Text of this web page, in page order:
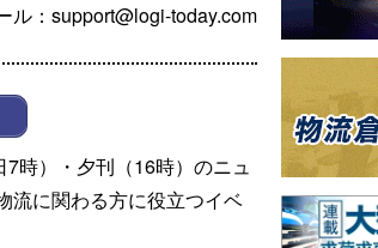
ル：support@logi-today.com
時）・夕刊（16時）のニュ
流に関わる方に役立つイベ